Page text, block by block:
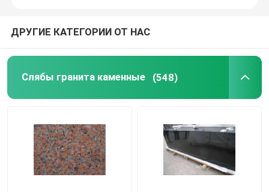
ДРУГИЕ КАТЕГОРИИ ОТ НАС
Слябы гранита каменные (548)